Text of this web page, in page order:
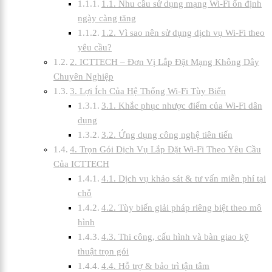
1.1. Nhu cầu sử dụng mạng Wi-Fi ổn định
ngày càng tăng
1.2. Vì sao nên sử dụng dịch vụ Wi-Fi theo
yêu cầu?
2. ICTTECH – Đơn Vị Lắp Đặt Mạng Không Dây
Chuyên Nghiệp
3. Lợi Ích Của Hệ Thống Wi-Fi Tùy Biến
3.1. Khắc phục nhược điểm của Wi-Fi dân
dụng
3.2. Ứng dụng công nghệ tiên tiến
4. Trọn Gói Dịch Vụ Lắp Đặt Wi-Fi Theo Yêu Cầu
Của ICTTECH
4.1. Dịch vụ khảo sát & tư vấn miễn phí tại
chỗ
4.2. Tùy biến giải pháp riêng biệt theo mô
hình
4.3. Thi công, cấu hình và bàn giao kỹ
thuật trọn gói
4.4. Hỗ trợ & bảo trì tận tâm